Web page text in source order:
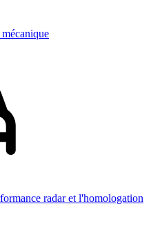
radar et l'homologation